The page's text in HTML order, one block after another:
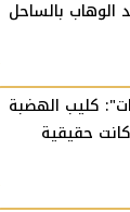
الوهاب بالساحل
كليب الهضبة
حقيقية